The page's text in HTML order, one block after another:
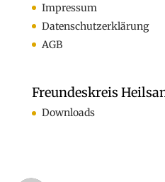
Impressum
Datenschutzerklärung
AGB
Freundeskreis
Downloads